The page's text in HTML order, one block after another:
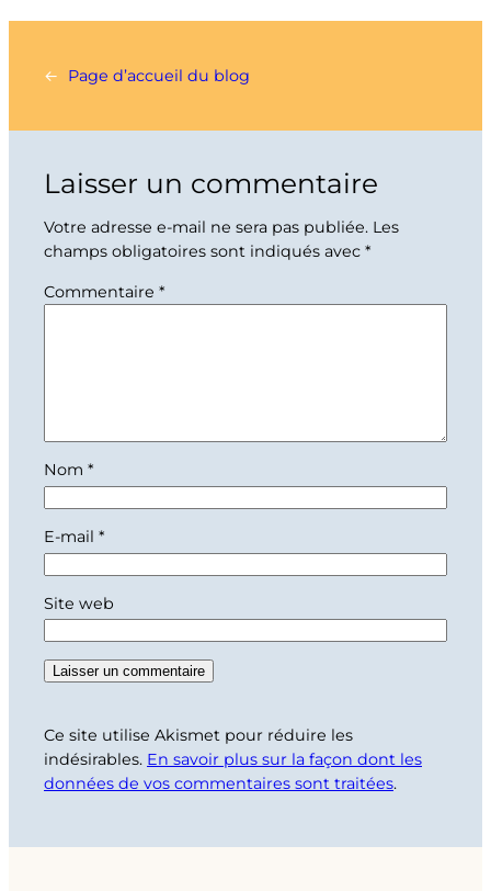
← Page d’accueil du blog
Laisser un commentaire
Votre adresse e-mail ne sera pas publiée. Les
champs obligatoires sont indiqués avec *
Commentaire *
Nom *
E-mail *
Site web
Ce site utilise Akismet pour réduire les
indésirables. En savoir plus sur la façon dont les
données de vos commentaires sont traitées.